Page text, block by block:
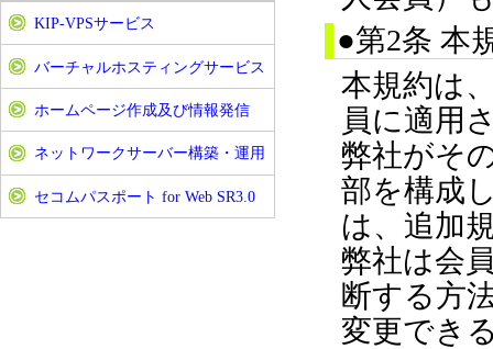
KIP-VPSサービス
バーチャルホスティングサービス
ホームページ作成及び情報発信
ネットワークサーバー構築・運用
セコムパスポート for Web SR3.0
●第2条 本
本規約は
員に適用
弊社がそ
部を構成
は、追加
弊社は会
断する方
変更でき